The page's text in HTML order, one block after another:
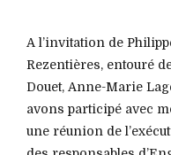
A l’invitation de
Rezentières, entouré
Douet, Anne-Marie
avons participé avec
une réunion de